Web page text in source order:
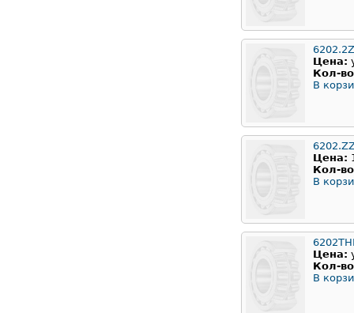
Цена:
Кол-
В
Цена:
Кол-
В
Цена:
Кол-
В